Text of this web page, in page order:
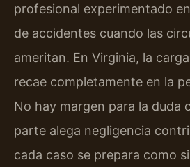
profesional experimentado
de accidentes cuando las
ameritan. En Virginia, la
recae completamente en la
No hay margen para la duda
parte alega negligencia
cada caso se prepara como